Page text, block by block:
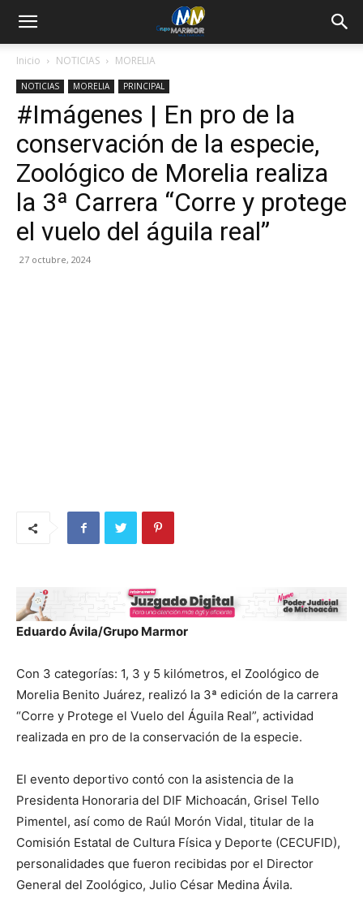
Inicio NOTICIAS MORELIA
NOTICIAS MORELIA PRINCIPAL
#Imágenes | En pro de la
conservación de la especie,
Zoológico de Morelia realiza
la 3ª Carrera “Corre y protege
el vuelo del águila real”
27 octubre, 2024
Eduardo Ávila/Grupo Marmor
Con 3 categorías: 1, 3 y 5 kilómetros, el Zoológico de
Morelia Benito Juárez, realizó la 3ª edición de la carrera
“Corre y Protege el Vuelo del Águila Real”, actividad
realizada en pro de la conservación de la especie.
El evento deportivo contó con la asistencia de la
Presidenta Honoraria del DIF Michoacán, Grisel Tello
Pimentel, así como de Raúl Morón Vidal, titular de la
Comisión Estatal de Cultura Física y Deporte (CECUFID),
personalidades que fueron recibidas por el Director
General del Zoológico, Julio César Medina Ávila.